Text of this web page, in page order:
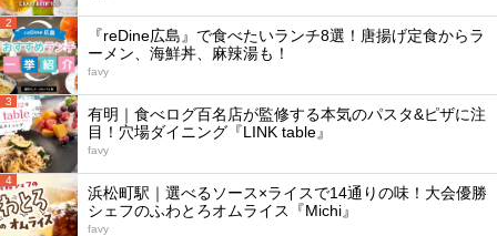
2
『reDine広島』で食べたいランチ8選！唐揚げ定食からラ
ーメン、海鮮丼、麻辣湯も！
favy
3
有明｜食べログ百名店が監修する本気のパスタ&ピザに注
目！穴場ダイニング『LINK table』
favy
4
浜松町駅｜選べるソース×ライスで14通りの味！大会優勝
シェフのふわとろオムライス『Michi』
favy